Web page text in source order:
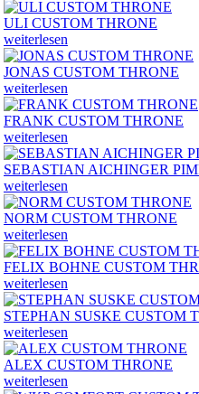
ULI CUSTOM THRONE
weiterlesen
JONAS CUSTOM THRONE
weiterlesen
FRANK CUSTOM THRONE
weiterlesen
SEBASTIAN AICHINGER
weiterlesen
NORM CUSTOM THRONE
weiterlesen
FELIX BOHNE CUSTOM
weiterlesen
STEPHAN SUSKE CUSTOM
weiterlesen
ALEX CUSTOM THRONE
weiterlesen